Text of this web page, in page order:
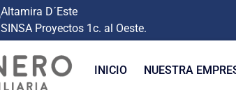
Altamira D´Este
SINSA Proyectos 1c. al Oeste.
INICIO NUESTRA